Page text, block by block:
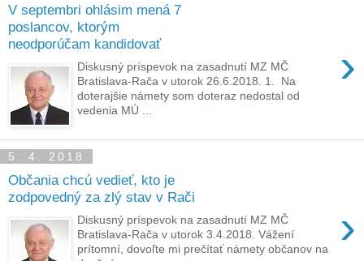
V septembri ohlásim mená 7
poslancov, ktorým
neodporúčam kandidovať
›
Diskusný príspevok na zasadnutí MZ MČ
Bratislava-Rača v utorok 26.6.2018. 1. Na
doterajšie námety som doteraz nedostal od
vedenia MÚ ...
5. 4. 2018
Občania chcú vedieť, kto je
zodpovedný za zlý stav v Rači
›
Diskusný príspevok na zasadnutí MZ MČ
Bratislava-Rača v utorok 3.4.2018. Vážení
prítomní, dovoľte mi prečítať námety občanov na